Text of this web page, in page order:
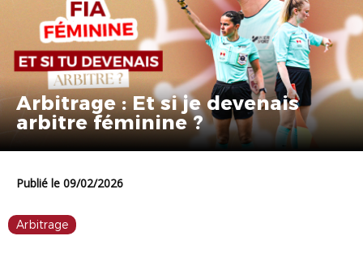
Arbitrage : Et si je devenais
arbitre féminine ?
Publié le 09/02/2026
Arbitrage